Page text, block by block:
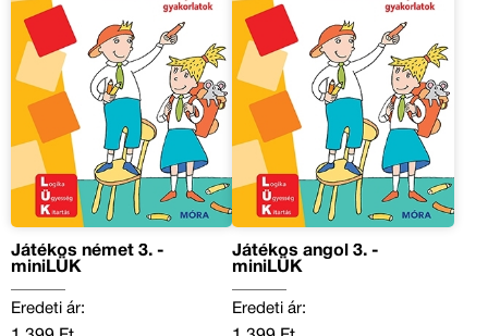
Játékos német 3. -
miniLÜK
Eredeti ár:
Játékos angol 3. -
miniLÜK
Eredeti ár: